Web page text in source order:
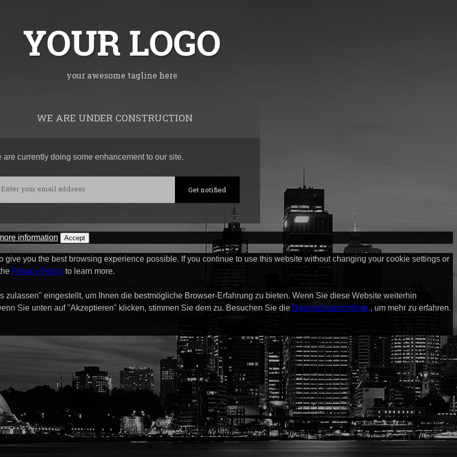
your awesome tagline here
WE ARE UNDER CONSTRUCTION
are currently doing some enhancement to our site.
information Accept
you the best browsing experience possible. If you continue to use this website without changing your cookie settings or
Privacy Policy to learn more.
eingestellt, um Ihnen die bestmögliche Browser-Erfahrung zu bieten. Wenn Sie diese Website weiterhin
Sie unten auf "Akzeptieren" klicken, stimmen Sie dem zu. Besuchen Sie die Datenschutzrichtlinie , um mehr zu erfahren.